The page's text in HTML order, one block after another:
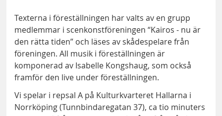
Texterna i föreställningen har valts av en grupp
medlemmar i scenkonstföreningen “Kairos - nu är
den rätta tiden” och läses av skådespelare från
föreningen. All musik i föreställningen är
komponerad av Isabelle Kongshaug, som också
framför den live under föreställningen.
Vi spelar i repsal A på Kulturkvarteret Hallarna i
Norrköping (Tunnbindaregatan 37), ca tio minuters